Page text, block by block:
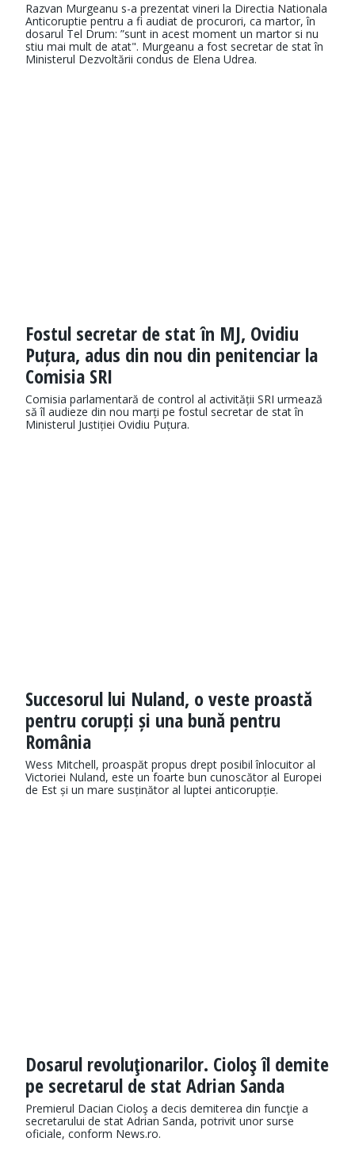
Razvan Murgeanu s-a prezentat vineri la Directia Nationala
Anticoruptie pentru a fi audiat de procurori, ca martor, în
dosarul Tel Drum: ”sunt in acest moment un martor si nu
stiu mai mult de atat". Murgeanu a fost secretar de stat în
Ministerul Dezvoltării condus de Elena Udrea.
Fostul secretar de stat în MJ, Ovidiu
Puțura, adus din nou din penitenciar la
Comisia SRI
Comisia parlamentară de control al activității SRI urmează
să îl audieze din nou marți pe fostul secretar de stat în
Ministerul Justiției Ovidiu Puțura.
Succesorul lui Nuland, o veste proastă
pentru corupți și una bună pentru
România
Wess Mitchell, proaspăt propus drept posibil înlocuitor al
Victoriei Nuland, este un foarte bun cunoscător al Europei
de Est și un mare susținător al luptei anticorupție.
Dosarul revoluţionarilor. Cioloş îl demite
pe secretarul de stat Adrian Sanda
Premierul Dacian Cioloş a decis demiterea din funcţie a
secretarului de stat Adrian Sanda, potrivit unor surse
oficiale, conform News.ro.